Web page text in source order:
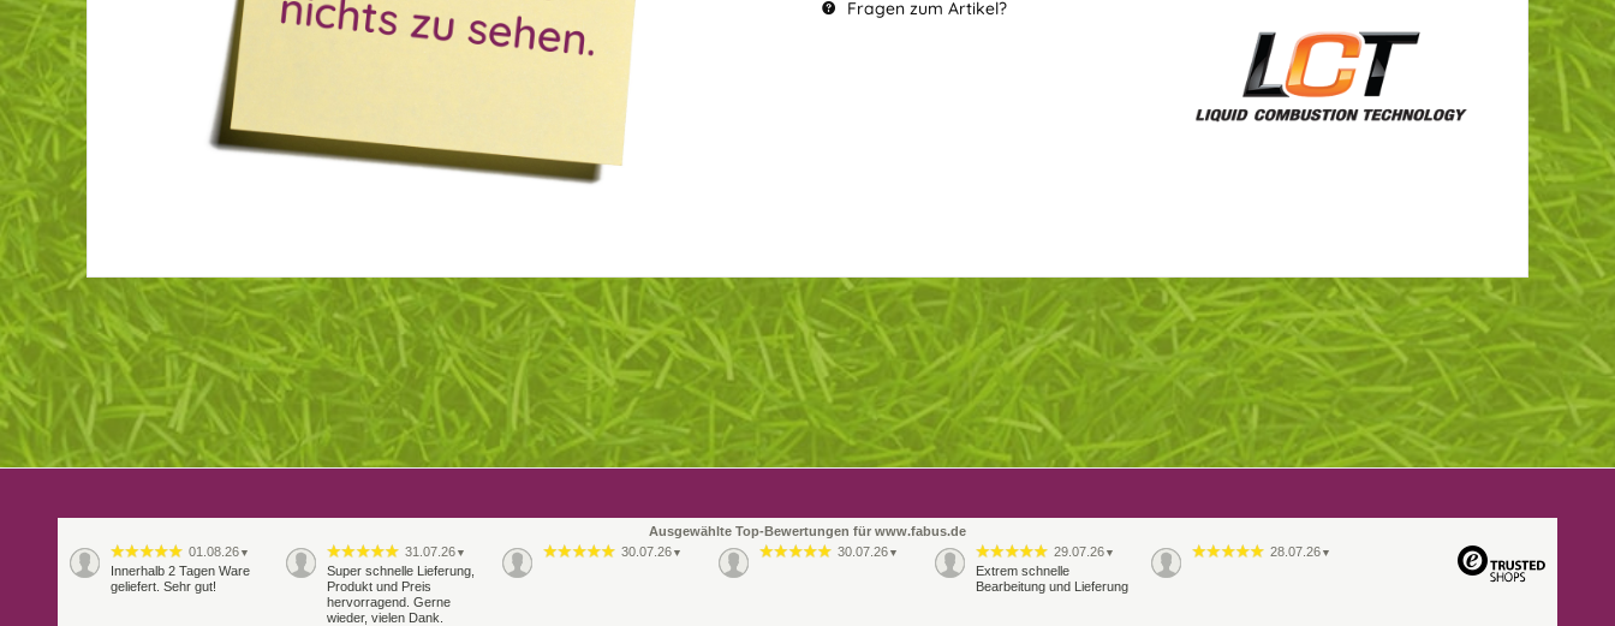
Fragen zum Artikel?
Ausgewählte Top-Bewertungen für www.fabus.de
01.08.26 ▼
Innerhalb 2 Tagen Ware
geliefert. Sehr gut!
31.07.26 ▼
Super schnelle Lieferung,
Produkt und Preis
hervorragend. Gerne
wieder, vielen Dank.
30.07.26 ▼ 30.07.26 ▼ 29.07.26 ▼
Extrem schnelle
Bearbeitung und Lieferung
28.07.26 ▼